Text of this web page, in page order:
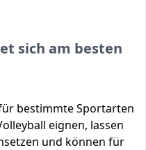
sich am besten
bestimmte Sportarten
eignen, lassen
und können für